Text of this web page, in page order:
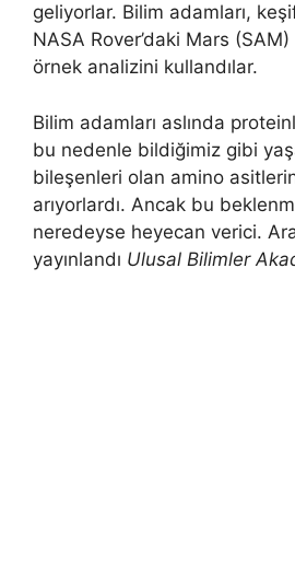
geliyorlar. Bilim adamları,
NASA Rover’daki Mars
örnek analizini kullandılar.
Bilim adamları aslında
bu nedenle bildiğimiz gibi
bileşenleri olan amino asitlerin
arıyorlardı. Ancak bu
neredeyse heyecan verici.
yayınlandı Ulusal Bilimler